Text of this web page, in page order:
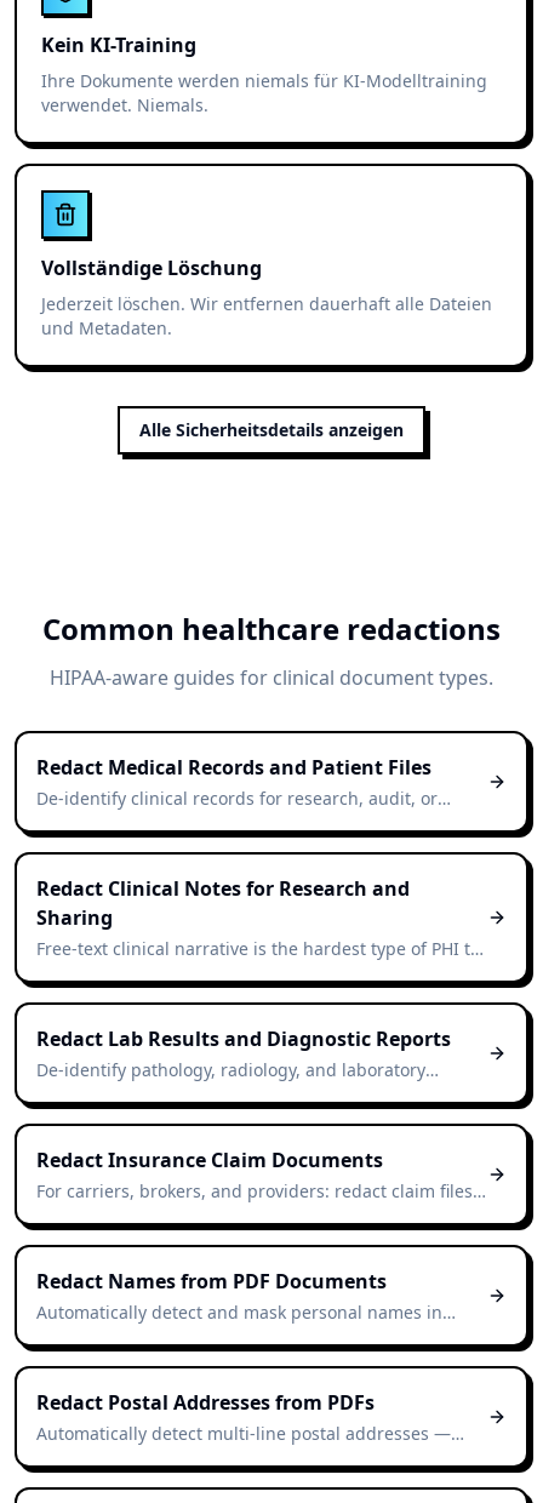
Kein KI-Training
Ihre Dokumente werden niemals für KI-Modelltraining
verwendet. Niemals.
Vollständige Löschung
Jederzeit löschen. Wir entfernen dauerhaft alle Dateien
und Metadaten.
Alle Sicherheitsdetails anzeigen
Common healthcare redactions
HIPAA-aware guides for clinical document types.
Redact Medical Records and Patient Files
De-identify clinical records for research, audit, or
HIPAA Safe Harbor identifiers.
Redact Clinical Notes for Research and
Sharing
Free-text clinical narrative is the hardest type of PHI to
keeping diagnosis and treatment content intact.
Redact Lab Results and Diagnostic Reports
De-identify pathology, radiology, and laboratory
consults.
Redact Insurance Claim Documents
For carriers, brokers, and providers: redact claim files
export.
Redact Names from PDF Documents
Automatically detect and mask personal names in
manual highlighting required.
Redact Postal Addresses from PDFs
Automatically detect multi-line postal addresses —
international formats.